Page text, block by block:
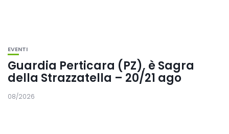
EVENTI
Guardia Perticara (PZ), è Sagra
della Strazzatella – 20/21 ago
08/2026